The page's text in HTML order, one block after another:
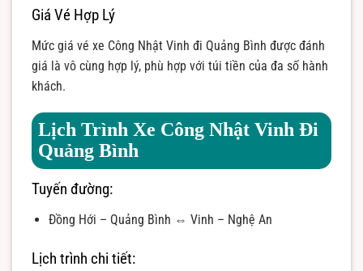
Giá Vé Hợp Lý
Mức giá vé xe Công Nhật Vinh đi Quảng Bình được đánh
giá là vô cùng hợp lý, phù hợp với túi tiền của đa số hành
khách.
Lịch Trình Xe Công Nhật Vinh Đi
Quảng Bình
Tuyến đường:
Đồng Hới – Quảng Bình ⇔ Vinh – Nghệ An
Lịch trình chi tiết: